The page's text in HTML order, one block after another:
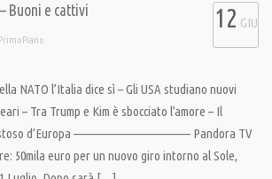
Buoni e cattivi
PrimoPiano
12 GIU
NATO l’Italia dice sì – Gli USA studiano nuovi
– Tra Trump e Kim è sbocciato l’amore – Il
d’Europa ———————————— Pandora TV
50mila euro per un nuovo giro intorno al Sole,